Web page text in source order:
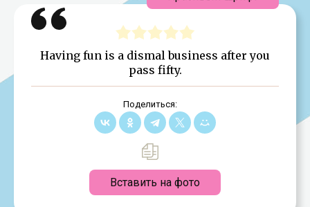
Having fun is a dismal business after you
pass fifty.
Поделиться:
Вставить на фото